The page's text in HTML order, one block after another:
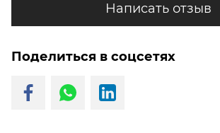
Написать отзыв
Поделиться в соцсетях